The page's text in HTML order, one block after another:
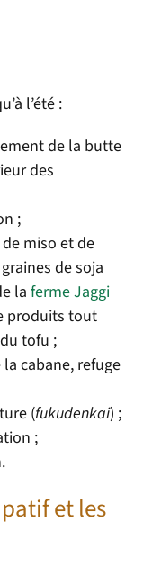
l’été :
de la butte
des
;
miso et de
de soja
la ferme Jaggi
produits tout
tofu ;
cabane, refuge
(fukudenkai) ;
;
et les